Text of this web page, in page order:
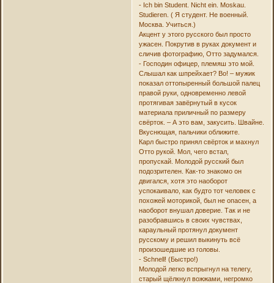
- Ich bin Student. Nicht ein. Moskau.
Studieren. ( Я студент. Не военный.
Москва. Учиться.)
Акцент у этого русского был просто
ужасен. Покрутив в руках документ и
сличив фотографию, Отто задумался.
- Господин офицер, племяш это мой.
Слышал как шпрейхает? Во! – мужик
показал оттопыренный большой палец
правой руки, одновременно левой
протягивая завёрнутый в кусок
материала приличный по размеру
свёрток. – А это вам, закусить. Швайне.
Вкуснющая, пальчики оближите.
Карл быстро принял свёрток и махнул
Отто рукой. Мол, чего встал,
пропускай. Молодой русский был
подозрителен. Как-то знакомо он
двигался, хотя это наоборот
успокаивало, как будто тот человек с
похожей моторикой, был не опасен, а
наоборот внушал доверие. Так и не
разобравшись в своих чувствах,
караульный протянул документ
русскому и решил выкинуть всё
произошедшие из головы.
- Schnell! (Быстро!)
Молодой легко вспрыгнул на телегу,
старый щёлкнул вожжами, негромко